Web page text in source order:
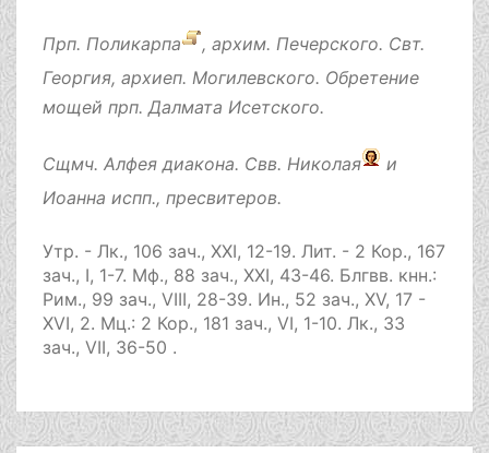
Прп. Поликарпа
, архим. Печерского. Свт.
Георгия, архиеп. Могилевского. Обретение
мощей прп.Далмата Исетского.
Сщмч. Алфея диакона. Свв. Николая
и
Иоанна испп., пресвитеров.
Утр. - Лк., 106 зач., XXI, 12-19. Лит. - 2 Кор., 167
зач., I, 1-7. Мф., 88 зач., XXI, 43-46. Блгвв. кнн.:
Рим., 99 зач., VIII, 28-39. Ин., 52 зач., XV, 17 -
XVI, 2. Мц.: 2 Кор., 181 зач., VI, 1-10. Лк., 33
зач., VII, 36-50 .